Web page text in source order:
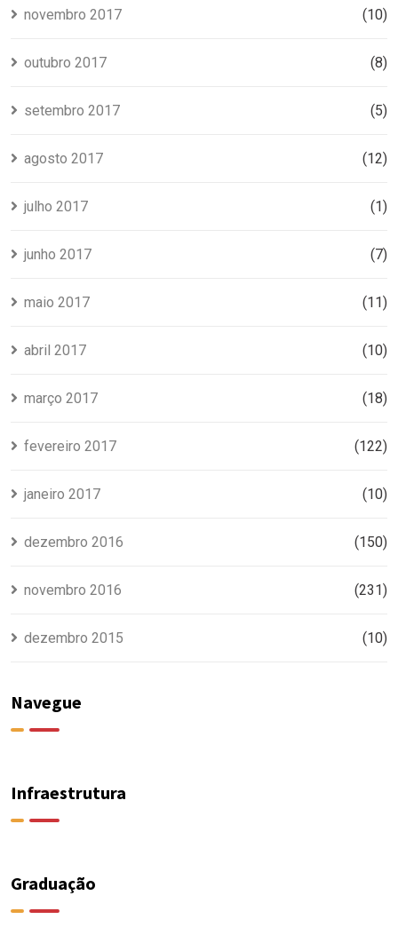
novembro 2017 (10)
outubro 2017 (8)
setembro 2017 (5)
agosto 2017 (12)
julho 2017 (1)
junho 2017 (7)
maio 2017 (11)
abril 2017 (10)
março 2017 (18)
fevereiro 2017 (122)
janeiro 2017 (10)
dezembro 2016 (150)
novembro 2016 (231)
dezembro 2015 (10)
Navegue
Infraestrutura
Graduação